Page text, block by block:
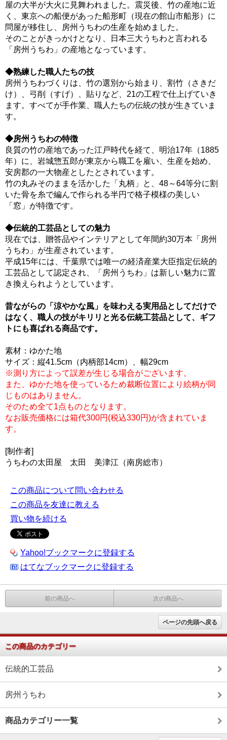
屋の大半が大火に見舞われました。震災後、竹の産地に近
く、東京への船便があった船形町（現在の館山市船形）に
問屋が移住し、房州うちわの生産を始めました。
そのことがきっかけとなり、日本三大うちわと言われる
「房州うちわ」の産地となっています。
◆熟練した職人たちの技
房州うちわづくりは、竹の選別から始まり、割竹（さきだ
け）、弓削（すげ）、貼りなど、21の工程で仕上げていき
ます。すべてが手作業、職人たちの伝統の技が生きていま
す。
◆房州うちわの特徴
良質の竹の産地であった江戸時代を経て、明治17年（1885
年）に、岩城惣五郎が東京から職工を雇い、生産を始め、
安房郡の一大物産としたとされています。
竹の丸みそのままを活かした「丸柄」と、48～64等分に割
いた骨を糸で編んで作られる半円で格子模様の美しい
「窓」が特徴です。
◆伝統的工芸品としての魅力
現在では、贈答品やインテリアとして年間約30万本「房州
うちわ」が生産されています。
平成15年には、千葉県では唯一の経済産業大臣指定伝統的
工芸品として認定され、「房州うちわ」は新しい魅力に置
き換えられようとしています。
昔ながらの「涼やかな風」を味わえる実用品としてだけで
はなく、職人の技がキリリと光る伝統工芸品として、ギフ
トにも喜ばれる商品です。
素材：ゆかた地
サイズ：縦41.5cm（内柄部14cm）、幅29cm
※測り方によって誤差が生じる場合がございます。
また、ゆかた地を使っているため裁断位置により絵柄が同
じものはありません。
そのため全て1点ものとなります。
なお販売価格には箱代300円(税込330円)が含まれていま
す。
[制作者]
うちわの太田屋 太田 美津江（南房総市）
この商品について問い合わせる
この商品を友達に教える
買い物を続ける
Yahoo!ブックマークに登録する
はてなブックマークに登録する
前の商品へ 次の商品へ
ページの先頭へ戻る
この商品のカテゴリー
伝統的工芸品
房州うちわ
商品カテゴリー一覧